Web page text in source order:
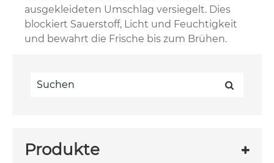
ausgekleideten Umschlag versiegelt. Dies
blockiert Sauerstoff, Licht und Feuchtigkeit
und bewahrt die Frische bis zum Brühen.
Produkte